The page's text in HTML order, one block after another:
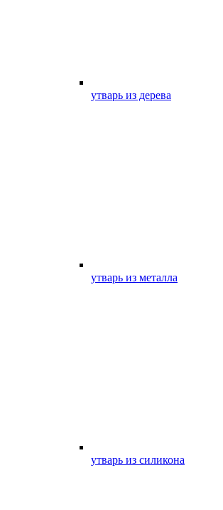
утварь из дерева
утварь из металла
утварь из силикона